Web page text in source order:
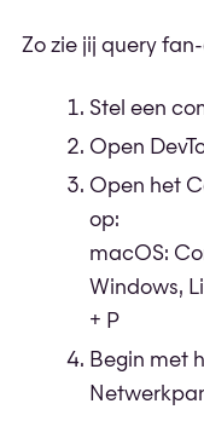
Zo zie jij query
Stel een
Open
Open het
op:
macOS:
Windows,
+ P
Begin met